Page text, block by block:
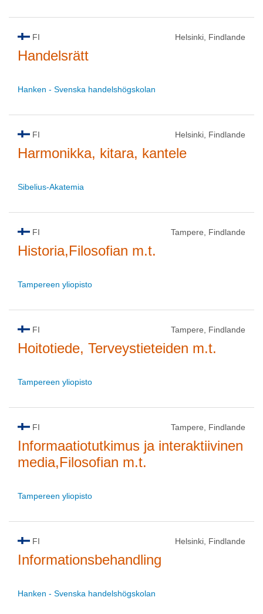
FI Helsinki, Findlande
Handelsrätt
Hanken - Svenska handelshögskolan
FI Helsinki, Findlande
Harmonikka, kitara, kantele
Sibelius-Akatemia
FI Tampere, Findlande
Historia,Filosofian m.t.
Tampereen yliopisto
FI Tampere, Findlande
Hoitotiede, Terveystieteiden m.t.
Tampereen yliopisto
FI Tampere, Findlande
Informaatiotutkimus ja interaktiivinen
media,Filosofian m.t.
Tampereen yliopisto
FI Helsinki, Findlande
Informationsbehandling
Hanken - Svenska handelshögskolan